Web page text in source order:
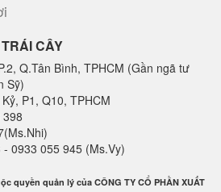
CÂY
Q.Tân Bình, TPHCM (Gần ngã tư
Sỹ)
P1, Q10, TPHCM
0933 055 945 (Ms.Vy)
quyền quản lý của CÔNG TY CỔ PHẦN XUẤT